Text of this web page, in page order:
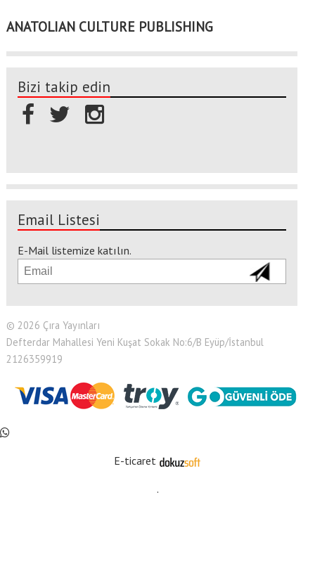
ANATOLIAN CULTURE PUBLISHING
Bizi takip edin
Email Listesi
E-Mail listemize katılın.
© 2026 Çıra Yayınları
Defterdar Mahallesi Yeni Kuşat Sokak No:6/B Eyüp/İstanbul
2126359919
E-ticaret
.